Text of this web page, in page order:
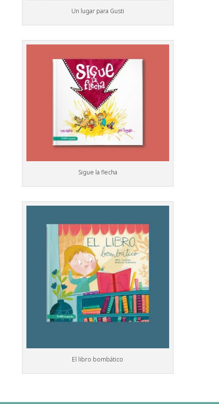
Un lugar para Gusti
Sigue la flecha
El libro bombático